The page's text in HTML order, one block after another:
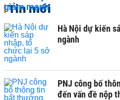
Tin mới
Hà Nội dự kiến
ngành
PNJ công bố
đến vấn đề nộp